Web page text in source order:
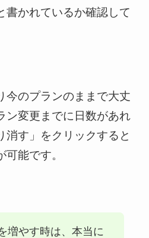
書かれているか確認して
今のプランのままで大丈
ン変更までに日数があれ
消す」をクリックすると
能です。
増やす時は、本当に